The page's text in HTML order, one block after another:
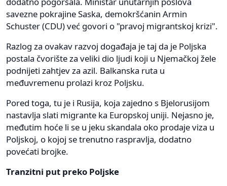
savezne pokrajine Saska, demokršćanin Armin
Schuster (CDU) već govori o "pravoj migrantskoj krizi".
Razlog za ovakav razvoj događaja je taj da je Poljska
postala čvorište za veliki dio ljudi koji u Njemačkoj žele
podnijeti zahtjev za azil. Balkanska ruta u
međuvremenu prolazi kroz Poljsku.
Pored toga, tu je i Rusija, koja zajedno s Bjelorusijom
nastavlja slati migrante ka Europskoj uniji. Nejasno je,
međutim hoće li se u jeku skandala oko prodaje viza u
Poljskoj, o kojoj se trenutno raspravlja, dodatno
povećati brojke.
Tranzitni put preko Poljske